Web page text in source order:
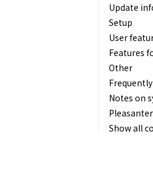
Update
Setup
User
Features
Other
Notes on
Show all